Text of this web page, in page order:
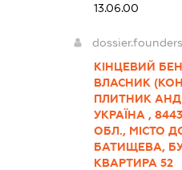
13.06.00
КІНЦЕВИЙ
ВЛАСНИК
ПЛИТНИК
УКРАЇНА ,
ОБЛ., МІСТО
БАТИЩЕВА,
КВАРТИРА 52